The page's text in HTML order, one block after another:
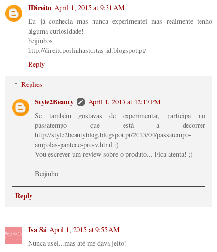
IDireito April 1, 2015 at 9:31 AM
Eu já conhecia mas nunca experimentei mas realmente tenho
alguma curiosidade!
beijinhos
http://direitoporlinhastortas-id.blogspot.pt/
Reply
Replies
Style2Beauty
April 1, 2015 at 12:17 PM
Se também gostavas de experimentar, participa no
passatempo que está a decorrer
http://style2beautyblog.blogspot.pt/2015/04/passatempo-
ampolas-pantene-pro-v.html :)
Vou escrever um review sobre o produto... Fica atenta! ;)
Beijinho
Reply
Isa Sá April 1, 2015 at 9:55 AM
Nunca usei...mas até me dava jeito!